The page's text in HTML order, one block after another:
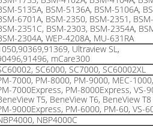
5135A, BSM-5136A, BSM-5106A,
6701A, BSM-2350, BSM-2351,
2351C, BSM-2303, BSM-2354A,
2304A, WEP-4208A, MU-631RA
Ultraview SL,
mCare300
SC6000, SC7000, SC60002XL
7000, PM-8000, PM-9000, MEC-
7000Express, PM-8000Express, VS-
T5, BeneView T6, BeneView T8
9000Express, PM-6000, PM-60, VS-
NBP4000C